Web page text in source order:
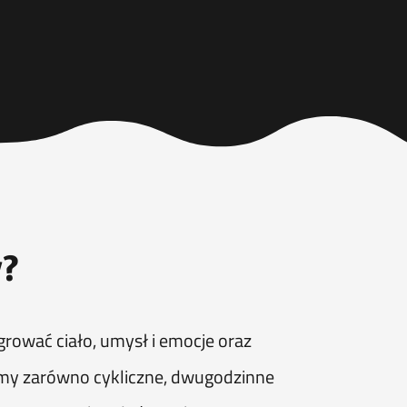
ciało, umysł i emocje oraz
zarówno cykliczne, dwugodzinne